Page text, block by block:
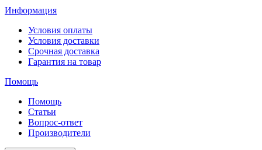
Информация
Условия оплаты
Условия доставки
Срочная доставка
Гарантия на товар
Помощь
Помощь
Статьи
Вопрос-ответ
Производители